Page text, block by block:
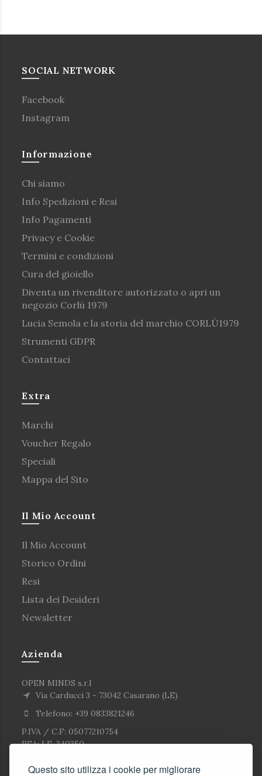
Questo sito utilizza i cookie per migliorare
SOCIAL NETWORK
Facebook
Instagram
Informazione
Chi siamo
Info Spedizioni e Resi
Info Pagamenti
Privacy e Cookie
Termini e condizioni
Cura del gioiello
Diventa un rivenditore autorizzato o apri un
negozio Corlù 1979
Lucia Semola e la storia del marchio CORLÙ1979
Strumenti GDPR
Contattaci
Extra
Marchi
Voucher Regalo
Speciali
Mappa del Sito
Il Mio Account
Il Mio Account
Storico Ordini
Resi
Lista dei Desideri
Newsletter
Azienda
OPEN MINDS s.r.l
Via Carducci 3 - 73042 Casarano (LE)
Telefono: +39 0833821246
P.IVA / C.F: 05077210754
REA: LE-340350